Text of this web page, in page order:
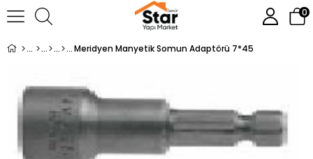
0
Meridyen Manyetik Somun Adaptörü 7*45